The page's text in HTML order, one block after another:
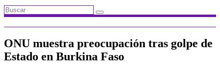
ONU muestra preocupación tras golpe de
Estado en Burkina Faso